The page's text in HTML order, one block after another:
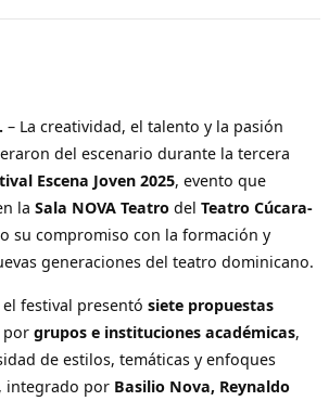
– La creatividad, el talento y la pasión
del escenario durante la tercera
Escena Joven 2025, evento que
la Sala NOVA Teatro del Teatro Cúcara-
su compromiso con la formación y
generaciones del teatro dominicano.
festival presentó siete propuestas
por grupos e instituciones académicas,
de estilos, temáticas y enfoques
integrado por Basilio Nova, Reynaldo